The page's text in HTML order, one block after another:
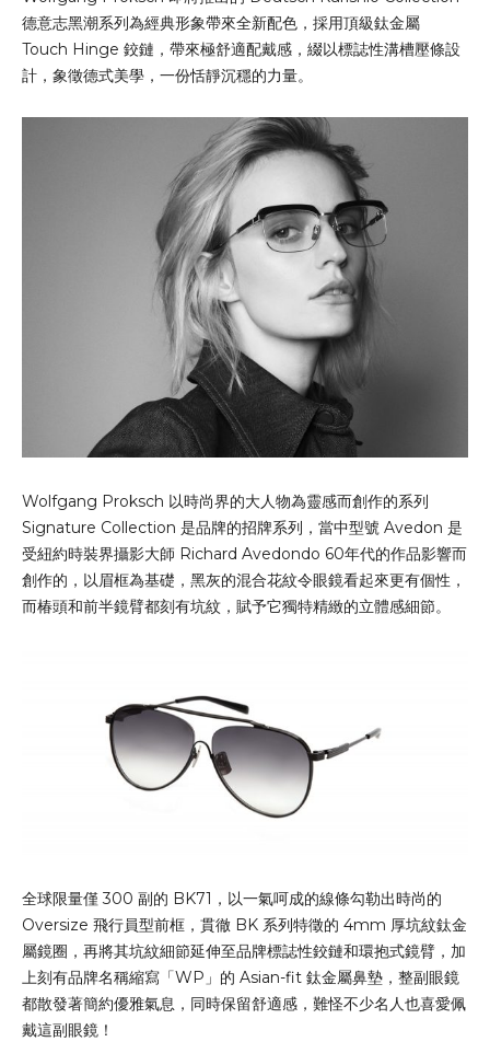
德意志黑潮系列為經典形象帶來全新配色，採用頂級鈦金屬
Touch Hinge 鉸鏈，帶來極舒適配戴感，綴以標誌性溝槽壓條設
計，象徵德式美學，一份恬靜沉穩的力量。
Wolfgang Proksch 以時尚界的大人物為靈感而創作的系列
Signature Collection 是品牌的招牌系列，當中型號 Avedon 是
受紐約時裝界攝影大師 Richard Avedondo 60年代的作品影響而
創作的，以眉框為基礎，黑灰的混合花紋令眼鏡看起來更有個性，
而椿頭和前半鏡臂都刻有坑紋，賦予它獨特精緻的立體感細節。
全球限量僅 300 副的 BK71，以一氣呵成的線條勾勒出時尚的
Oversize 飛行員型前框，貫徹 BK 系列特徵的 4mm 厚坑紋鈦金
屬鏡圈，再將其坑紋細節延伸至品牌標誌性鉸鏈和環抱式鏡臂，加
上刻有品牌名稱縮寫「WP」的 Asian-fit 鈦金屬鼻墊，整副眼鏡
都散發著簡約優雅氣息，同時保留舒適感，難怪不少名人也喜愛佩
戴這副眼鏡！